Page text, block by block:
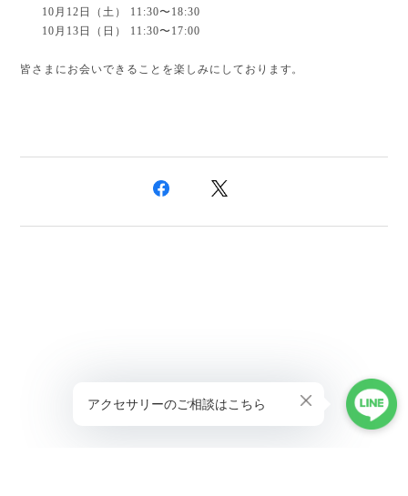
10月12日（土） 11:30〜18:30
10月13日（日） 11:30〜17:00
皆さまにお会いできることを楽しみにしております。